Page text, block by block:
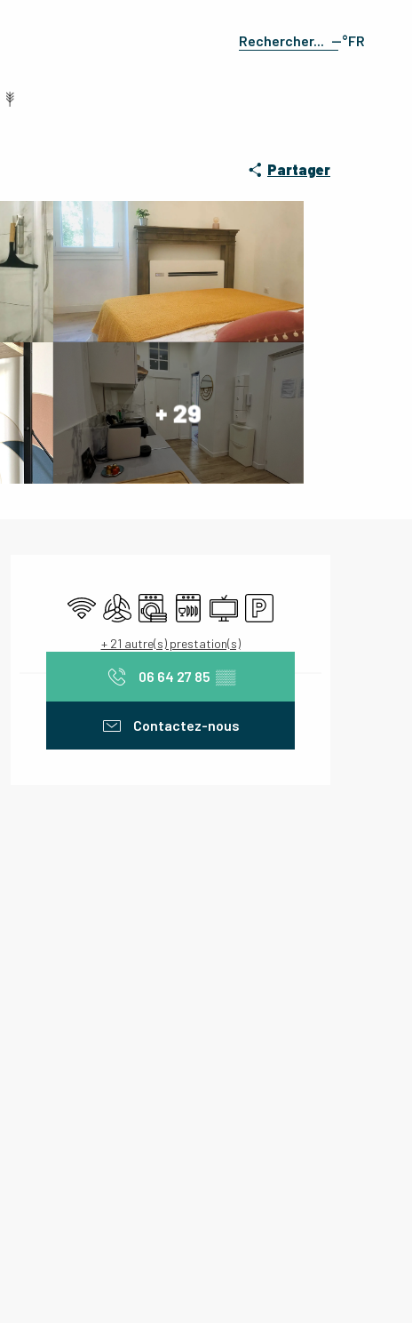
--°FR
Partager
+ 29
WiFi Air conditionné
Lave lingeLave vaisselle
Télévision
Parking
+ 21 autre(s) prestation(s)
06 64 27 85 ▒▒
Contactez-nous